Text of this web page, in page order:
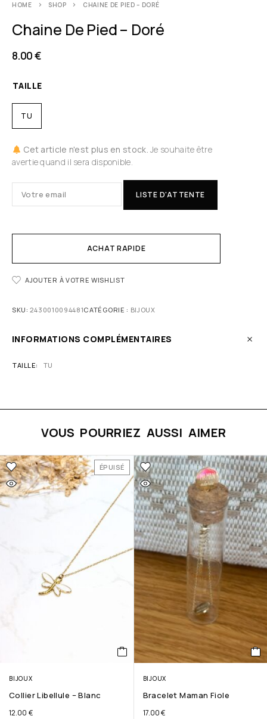
HOME SHOP CHAINE DE PIED – DORÉ
Chaine De Pied – Doré
8.00€
TAILLE
TU
Cet article n'est plus en stock. Je souhaite être
avertie quand il sera disponible.
LISTE D'ATTENTE
ACHAT RAPIDE
AJOUTER À VOTRE WISHLIST
SKU:2430010094481CATÉGORIE : BIJOUX
INFORMATIONS COMPLÉMENTAIRES
TAILLE TU
VOUS POURRIEZ AUSSI AIMER
ÉPUISÉ
BIJOUX
Collier Libellule – Blanc
12.00 €
BIJOUX
Bracelet Maman Fiole
17.00€